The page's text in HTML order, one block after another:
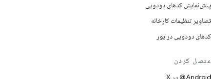
پیش‌نمایش کدهای دودویی
تصاویر تنظیمات کارخانه
کدهای دودویی درایور
متصل کردن
‫‎@Android در X